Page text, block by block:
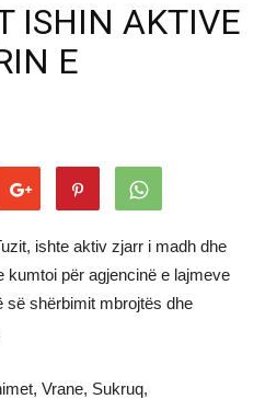
ISHIN AKTIVE
E
ishte aktiv zjarr i madh dhe
për agjencinë e lajmeve
së shërbimit mbrojtës dhe
Vrane, Sukruq,